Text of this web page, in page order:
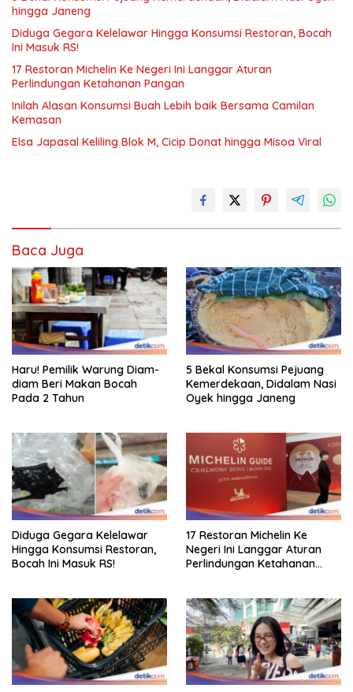
hingga Janeng
Diduga Gegara Kelelawar Hingga Konsumsi Restoran, Bocah
Ini Masuk RS!
17 Restoran Michelin Ke Negeri Ini Langgar Aturan
Perlindungan Ketahanan Pangan
Inilah Alasan Konsumsi Buah Lebih baik Bersama Camilan
Kemasan
Elsa Japasal Keliling Blok M, Cicip Donat hingga Misoa Viral
Baca Juga
Haru! Pemilik Warung Diam-
diam Beri Makan Bocah
Pada 2 Tahun
5 Bekal Konsumsi Pejuang
Kemerdekaan, Didalam Nasi
Oyek hingga Janeng
Diduga Gegara Kelelawar
Hingga Konsumsi Restoran,
Bocah Ini Masuk RS!
17 Restoran Michelin Ke
Negeri Ini Langgar Aturan
Perlindungan Ketahanan